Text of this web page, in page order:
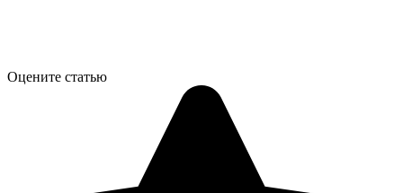
Оцените статью